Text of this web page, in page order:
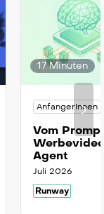
17 Minuten
AnfangerInnen
Vom
Agent
Juli 2026
Runway